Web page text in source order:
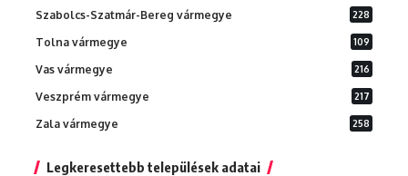
Szabolcs-Szatmár-Bereg vármegye 228
Tolna vármegye 109
Vas vármegye 216
Veszprém vármegye 217
Zala vármegye 258
Legkeresettebb települések adatai